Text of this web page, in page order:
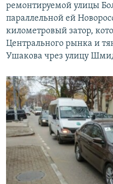
ремонтируемой улицы
параллельной ей
километровый затор,
Центрального рынка и
Ушакова чрез улицу